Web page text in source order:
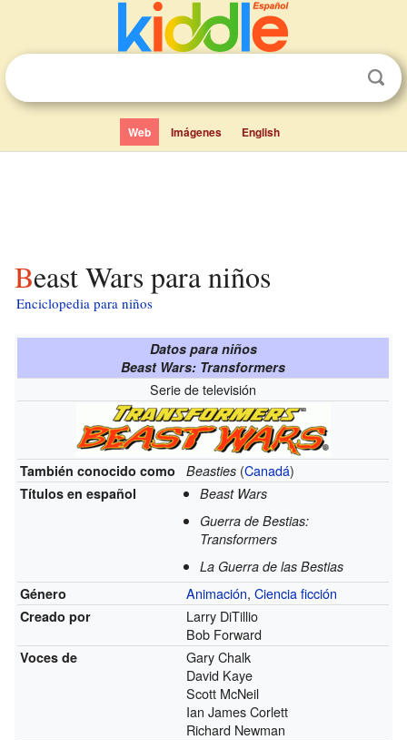
Web Imágenes English
Beast Wars para niños
Enciclopedia para niños
Datos para niños
Beast Wars: Transformers
Serie de televisión
También conocido como Beasties (Canadá)
Títulos en español
Beast Wars
Guerra de Bestias:
Transformers
La Guerra de las Bestias
Género
Animación,Ciencia ficción
Creado por
Larry DiTillio
Bob Forward
Voces de
Gary Chalk
David Kaye
Scott McNeil
Ian James Corlett
Richard Newman